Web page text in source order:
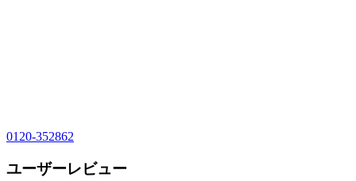
0120-352862
ユーザーレビュー